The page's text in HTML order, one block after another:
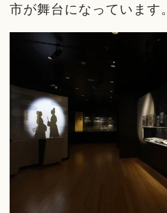
市が舞台になっています。